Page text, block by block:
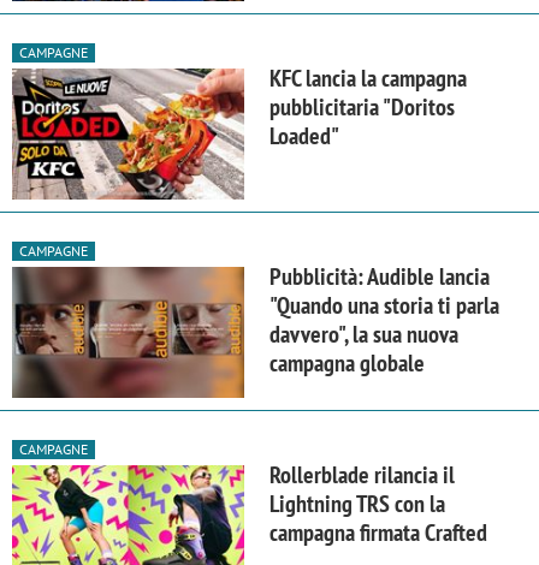
CAMPAGNE
KFC lancia la campagna
pubblicitaria "Doritos
Loaded"
CAMPAGNE
Pubblicità: Audible lancia
"Quando una storia ti parla
davvero", la sua nuova
campagna globale
CAMPAGNE
Rollerblade rilancia il
Lightning TRS con la
campagna firmata Crafted